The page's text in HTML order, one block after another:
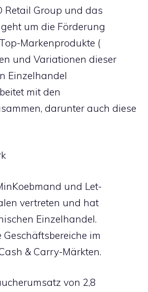
Retail Group und das
um die Förderung
Markenprodukte (
und Variationen dieser
Einzelhandel
mit den
darunter auch diese
und Let-
vertreten und hat
Einzelhandel.
im
& Carry-Märkten.
von 2,8